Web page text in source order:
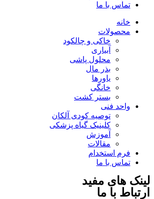
تماس با ما
خانه
محصولات
خاکی و چالکود
آبیاری
محلول پاشی
بذر مال
یاورها
خانگی
بستر کشت
واحد فنی
توصیه کودی آلکان
کلینیک گیاه پزشکی
آموزش
مقالات
فرم استخدام
تماس با ما
لینک های مفید
ارتباط با ما